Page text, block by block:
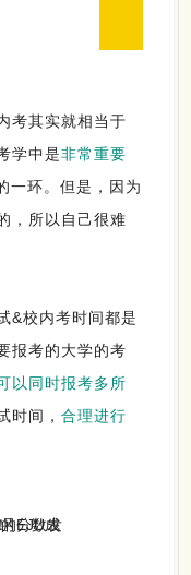
考其实就相当于
学中是非常重要
一环。但是，因为
，所以自己很难
&校内考时间都是
报考的大学的考
以同时报考多所
时间，合理进行